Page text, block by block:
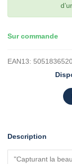
Sur commande
EAN13:
Description
"Capturant la